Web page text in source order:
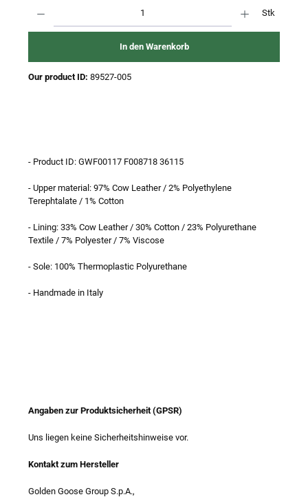
Stk
In den Warenkorb
Our product ID: 89527-005
- Product ID: GWF00117 F008718 36115
- Upper material: 97% Cow Leather / 2% Polyethylene
Terephtalate / 1% Cotton
- Lining: 33% Cow Leather / 30% Cotton / 23% Polyurethane
Textile / 7% Polyester / 7% Viscose
- Sole: 100% Thermoplastic Polyurethane
- Handmade in Italy
Angaben zur Produktsicherheit (GPSR)
Uns liegen keine Sicherheitshinweise vor.
Kontakt zum Hersteller
Golden Goose Group S.p.A.,